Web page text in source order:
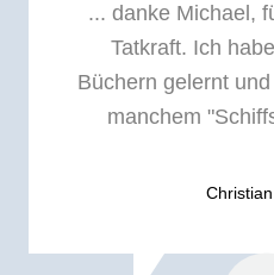
... danke Michael,
Tatkraft. Ich
Büchern gelernt
manchem